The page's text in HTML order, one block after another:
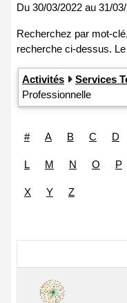
Du 30/03/2022 au 31/
Activités Services
Professionnelle
# A B C D
L M N O P
X Y Z